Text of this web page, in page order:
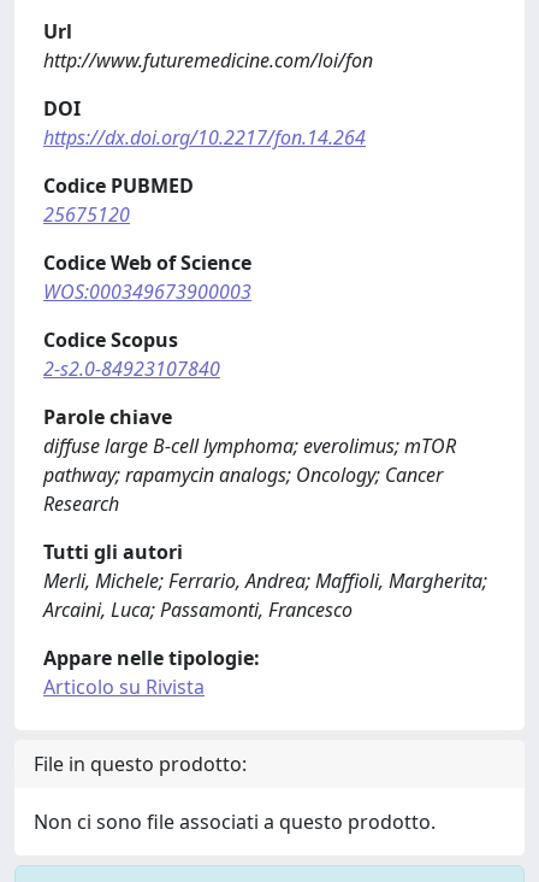
Url
http://www.futuremedicine.com/loi/fon
DOI
https://dx.doi.org/10.2217/fon.14.264
Codice PUBMED
25675120
Codice Web of Science
WOS:000349673900003
Codice Scopus
2-s2.0-84923107840
Parole chiave
diffuse large B-cell lymphoma; everolimus; mTOR
pathway; rapamycin analogs; Oncology; Cancer
Research
Tutti gli autori
Merli, Michele; Ferrario, Andrea; Maffioli, Margherita;
Arcaini, Luca; Passamonti, Francesco
Appare nelle tipologie:
Articolo su Rivista
File in questo prodotto:
Non ci sono file associati a questo prodotto.